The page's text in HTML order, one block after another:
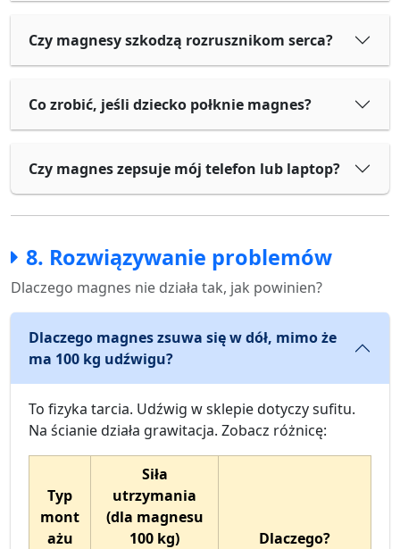
Czy magnesy szkodzą rozrusznikom serca?
Co zrobić, jeśli dziecko połknie magnes?
Czy magnes zepsuje mój telefon lub laptop?
8. Rozwiązywanie problemów
Dlaczego magnes nie działa tak, jak powinien?
Dlaczego magnes zsuwa się w dół, mimo że
ma 100 kg udźwigu?
To fizyka tarcia. Udźwig w sklepie dotyczy sufitu.
Na ścianie działa grawitacja. Zobacz różnicę:
Typ
mont
ażu
Siła
utrzymania
(dla magnesu
100 kg)
Dlaczego?